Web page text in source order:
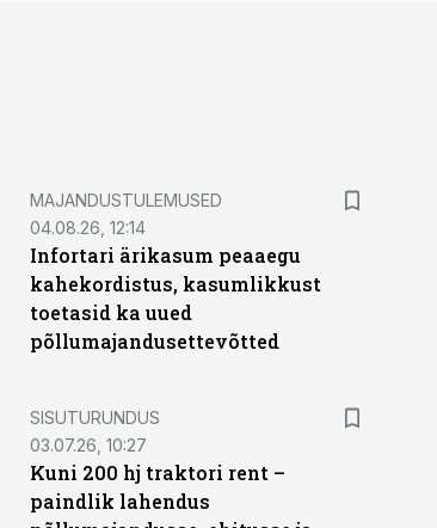
MAJANDUSTULEMUSED
04.08.26, 12:14
Infortari ärikasum peaaegu
kahekordistus, kasumlikkust
toetasid ka uued
põllumajandusettevõtted
ST
SISUTURUNDUS
03.07.26, 10:27
Kuni 200 hj traktori rent –
paindlik lahendus